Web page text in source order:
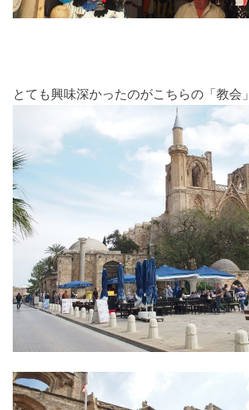
とても興味深かったのがこちらの「教会」